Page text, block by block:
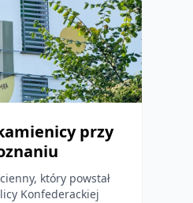
przy
który powstał
Konfederackiej